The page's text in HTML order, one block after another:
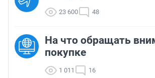
23 600 48
На что обращать
покупке
1 011 16